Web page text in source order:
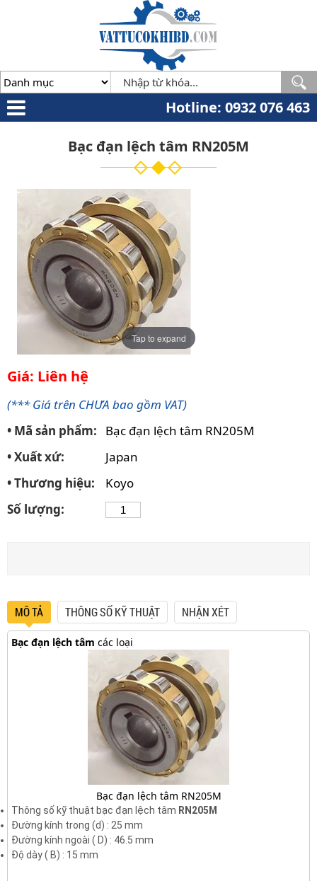
Hotline: 0932 076 463
Bạc đạn lệch tâm RN205M
Tap to expand
Giá: Liên hệ
(*** Giá trên CHƯA bao gồm VAT)
• Mã sản phẩm:
Bạc đạn lệch tâm RN205M
• Xuất xứ:
Japan
• Thương hiệu:
Koyo
Số lượng:
MÔ TẢ THÔNG SỐ KỸ THUẬT NHẬN XÉT
Bạc đạn lệch tâm các loại
Bạc đạn lệch tâm RN205M
Thông số kỹ thuật bạc đạn lệch tâm RN205M
Đường kính trong (d) : 25 mm
Đường kính ngoài ( D) : 46.5 mm
Độ dày ( B) : 15 mm
076
463